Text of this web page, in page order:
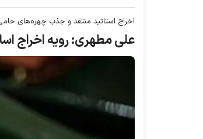
اخراج استاتید منتقد و جذب چهره‌های
علی مطهری: رویه اخراج